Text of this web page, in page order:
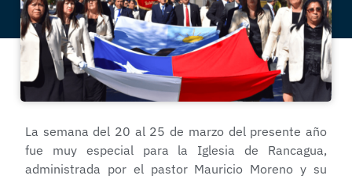
La semana del 20 al 25 de marzo del presente año
fue muy especial para la Iglesia de Rancagua,
administrada por el pastor Mauricio Moreno y su